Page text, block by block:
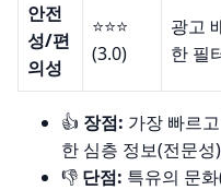
안전
성/편
의성
⭐️⭐️⭐️
(3.0)
광고
한 필
👍 장점: 가장 빠르
한 심층 정보(전문성
👎 단점: 특유의 문